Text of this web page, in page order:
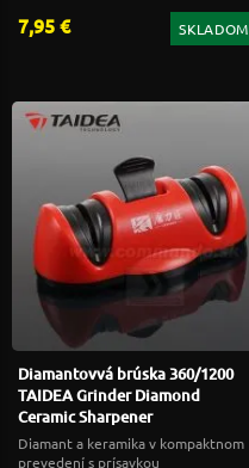
7,95 € SKLADOM
Diamantovvá brúska 360/1200
TAIDEA Grinder Diamond
Ceramic Sharpener
Diamant a keramika v kompaktnom
prevedení s prísavkou